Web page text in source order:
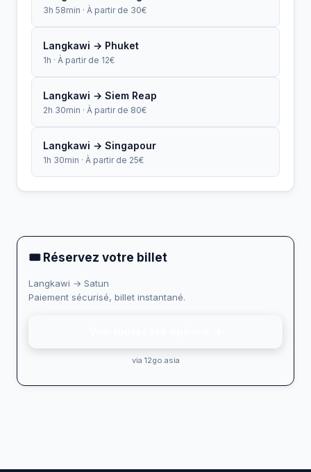
3h 58min · À partir de 30€
Langkawi → Phuket
1h · À partir de 12€
Langkawi → Siem Reap
2h 30min · À partir de 80€
Langkawi → Singapour
1h 30min · À partir de 25€
🎟 Réservez votre billet
Langkawi → Satun
Paiement sécurisé, billet instantané.
via 12go.asia